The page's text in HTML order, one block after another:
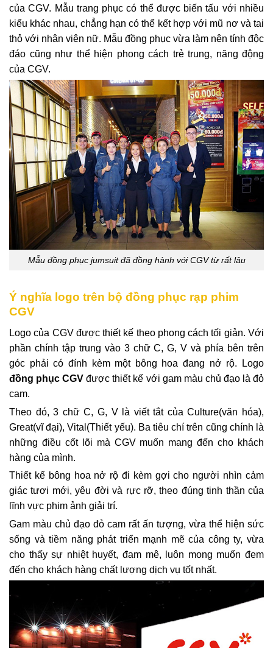
của CGV. Mẫu trang phục có thể được biến tấu với nhiều
kiểu khác nhau, chẳng hạn có thể kết hợp với mũ nơ và tai
thỏ với nhân viên nữ. Mẫu đồng phục vừa làm nên tính độc
đáo cũng như thể hiện phong cách trẻ trung, năng động
của CGV.
Mẫu đồng phục jumsuit đã đồng hành với CGV từ rất lâu
Ý nghĩa logo trên bộ đồng phục rạp phim
CGV
Logo của CGV được thiết kế theo phong cách tối giản. Với
phần chính tập trung vào 3 chữ C, G, V và phía bên trên
góc phải có đính kèm một bông hoa đang nở rộ. Logo
đồng phục CGV được thiết kế với gam màu chủ đạo là đỏ
cam.
Theo đó, 3 chữ C, G, V là viết tắt của Culture(văn hóa),
Great(vĩ đại), Vital(Thiết yếu). Ba tiêu chí trên cũng chính là
những điều cốt lõi mà CGV muốn mang đến cho khách
hàng của mình.
Thiết kế bông hoa nở rộ đi kèm gợi cho người nhìn cảm
giác tươi mới, yêu đời và rực rỡ, theo đúng tinh thần của
lĩnh vực phim ảnh giải trí.
Gam màu chủ đạo đỏ cam rất ấn tượng, vừa thể hiện sức
sống và tiềm năng phát triển mạnh mẽ của công ty, vừa
cho thấy sự nhiệt huyết, đam mê, luôn mong muốn đem
đến cho khách hàng chất lượng dịch vụ tốt nhất.